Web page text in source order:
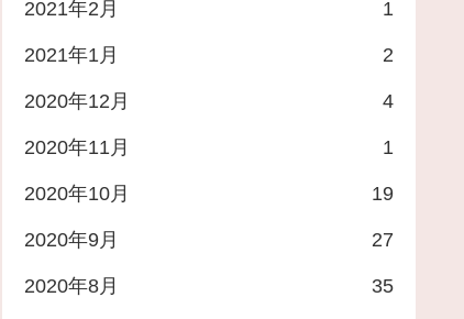
2021年2月 1
2021年1月 2
2020年12月 4
2020年11月 1
2020年10月 19
2020年9月 27
2020年8月 35